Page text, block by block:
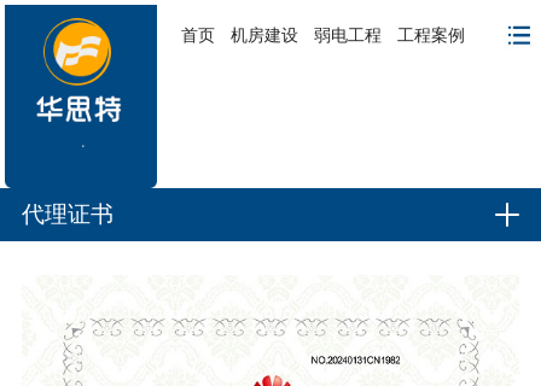
首页 机房建设 弱电工程 工程案例
代理证书